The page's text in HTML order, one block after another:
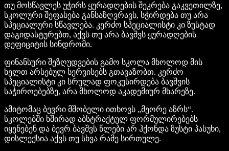
თუ მოსწავლეს უჭირს ყურადღების შეკრება გაკვეთილზე,
სკოლური შეფასება განსაზღვრავს, სჭირდება თუ არა
სპეციალური სწავლება. კერძო სპეციალისტი კი ზუსტად
დაგიდასტურებთ, აქვს თუ არა ბავშვს ყურადღების
დეფიციტის სინდრომი.
ფინანსური შეზღუდვების გამო სკოლა მხოლოდ მის
ხელთ არსებულ სერვისებს გთავაზობთ. კერძო
სპეციალისტი კი სრულად ფოკუსირდება ბავშვის
საჭიროებებზე, არა მხოლოდ აკადემიურ მხარეზე.
ამიტომაც ბევრი მშობელი ითხოვს „მეორე აზრს“.
სკოლებში ხშირად აბსტრაქტულ ფორმულირებებს
იყენებენ და ბევრ ბავშვს წლები არ ჰქონდა ზუსტი პასუხი,
დისლექსია აქვს თუ სხვა რამე სირთულე.